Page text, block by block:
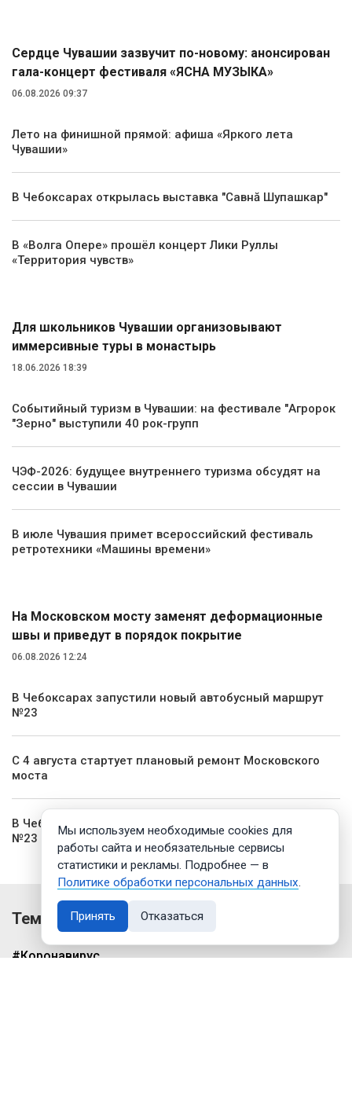
Сердце Чувашии зазвучит по-новому: анонсирован
гала-концерт фестиваля «ЯСНА МУЗЫКА»
06.08.2026 09:37
Лето на финишной прямой: афиша «Яркого лета
Чувашии»
В Чебоксарах открылась выставка "Савнă Шупашкар"
В «Волга Опере» прошёл концерт Лики Руллы
«Территория чувств»
Для школьников Чувашии организовывают
иммерсивные туры в монастырь
18.06.2026 18:39
Событийный туризм в Чувашии: на фестивале "Агророк
"Зерно" выступили 40 рок-групп
ЧЭФ-2026: будущее внутреннего туризма обсудят на
сессии в Чувашии
В июле Чувашия примет всероссийский фестиваль
ретротехники «Машины времени»
На Московском мосту заменят деформационные
швы и приведут в порядок покрытие
06.08.2026 12:24
В Чебоксарах запустили новый автобусный маршрут
№23
С 4 августа стартует плановый ремонт Московского
моста
В Чебоксарах запущен новый автобусный маршрут
№23
Темы
#Коронавирус
Мы используем необходимые cookies для
работы сайта и необязательные сервисы
статистики и рекламы. Подробнее — в
Политике обработки персональных данных.
Принять Отказаться